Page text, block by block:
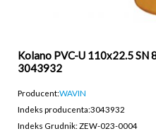
Kolano PVC-U 110x22.5 SN
3043932
Producent:WAVIN
Indeks producenta:3043932
Indeks Grudnik: ZEW-023-0004